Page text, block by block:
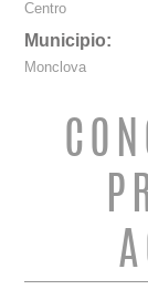
Centro
Municipio:
Monclova